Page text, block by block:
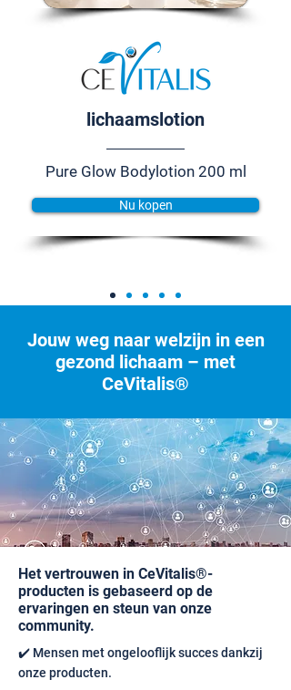
lichaamslotion
Pure Glow Bodylotion 200 ml
Nu kopen
Jouw weg naar welzijn in een
gezond lichaam – met
CeVitalis®
Het vertrouwen in CeVitalis®-
producten is gebaseerd op de
ervaringen en steun van onze
community.
✔️ Mensen met ongelooflijk succes dankzij
onze producten.